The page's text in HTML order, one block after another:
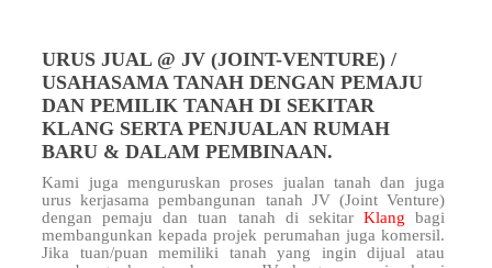
URUS JUAL @ JV (JOINT-VENTURE) /
USAHASAMA TANAH DENGAN PEMAJU
DAN PEMILIK TANAH DI SEKITAR
KLANG SERTA PENJUALAN RUMAH
BARU & DALAM PEMBINAAN.
Kami juga menguruskan proses jualan tanah dan juga
urus kerjasama pembangunan tanah JV (Joint Venture)
dengan pemaju dan tuan tanah di sekitar Klang bagi
membangunkan kepada projek perumahan juga komersil.
Jika tuan/puan memiliki tanah yang ingin dijual atau